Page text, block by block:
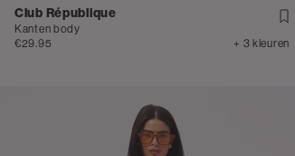
Club République
Kanten body
€29.95
+ 3 kleuren